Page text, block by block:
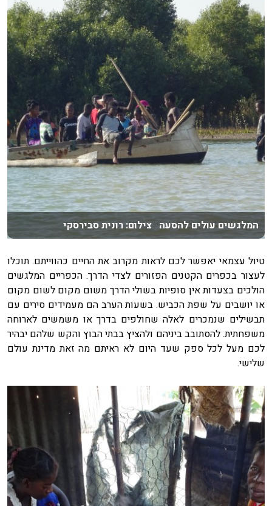
המלגשים עולים להסעה צילום: רונית סבירסקי
טיול עצמאי יאפשר לכם לראות מקרוב את החיים כהווייתם. תוכלו
לעצור בכפרים הקטנים הפזורים לצדי הדרך. הכפריים המלגשים
הולכים בצעדות אין סופיות בשולי הדרך משום מקום לשום מקום
או יושבים על שפת הכביש. בשעות הערב הם מעמידים סירים עם
תבשילים שנמכרים לאלה שחולפים בדרך או משמשים לארוחה
משפחתית. להסתובב ביניהם ולהציץ בבתי הבוץ והקש שלהם יבהיר
לכם מעל לכל ספק שעד היום לא ראיתם מה זאת מדינת עולם
שלישי.